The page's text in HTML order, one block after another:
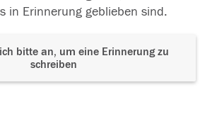
in Erinnerung geblieben sind.
bitte an, um eine Erinnerung zu
schreiben